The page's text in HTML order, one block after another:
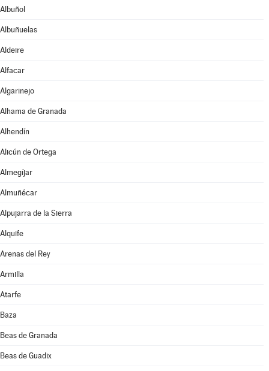
Albuñol
Albuñuelas
Aldeire
Alfacar
Algarinejo
Alhama de Granada
Alhendín
Alicún de Ortega
Almegíjar
Almuñécar
Alpujarra de la Sierra
Alquife
Arenas del Rey
Armilla
Atarfe
Baza
Beas de Granada
Beas de Guadix